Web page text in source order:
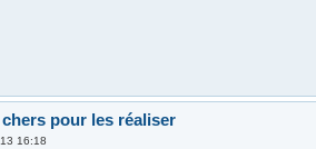
pour les réaliser
16:18